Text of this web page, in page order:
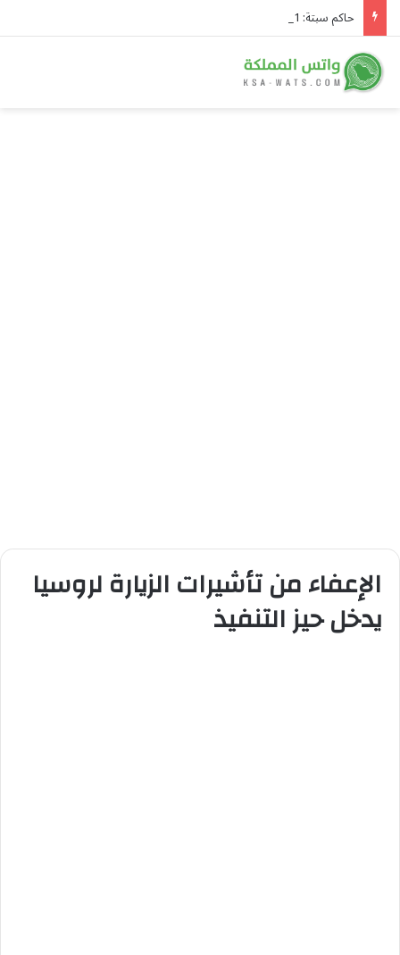
الإعفاء من تأشيرات الزيارة لروسيا
يدخل حيز التنفيذ